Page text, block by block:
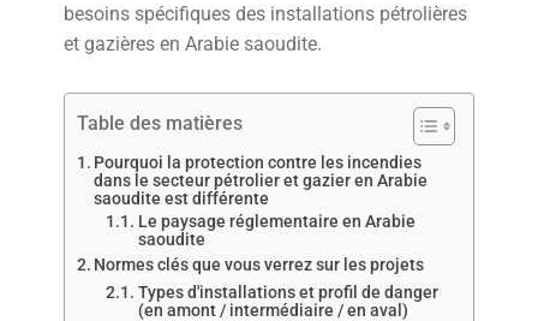
besoins spécifiques des installations pétrolières
et gazières en Arabie saoudite.
Table des matières
Pourquoi la protection contre les incendies
dans le secteur pétrolier et gazier en Arabie
saoudite est différente
Le paysage réglementaire en Arabie
saoudite
Normes clés que vous verrez sur les projets
Types d'installations et profil de danger
(en amont / intermédiaire / en aval)